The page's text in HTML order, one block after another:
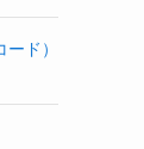
ド）